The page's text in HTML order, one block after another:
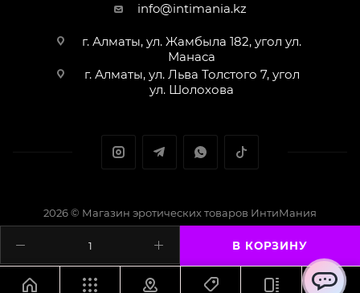
В КОРЗИНУ
info@intimania.kz
г. Алматы, ул. Жамбыла 182, угол ул.
Манаса
г. Алматы, ул. Льва Толстого 7, угол
ул. Шолохова
2026 © Магазин эротических товаров ИнтиМания
Создание сайта - Кайрат Алматов